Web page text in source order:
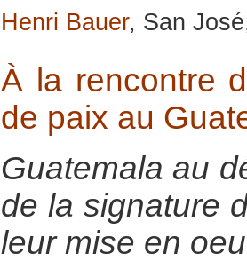
Henri Bauer, San
À la rencontre
de paix au
Guatemala au
de la signature
leur mise en